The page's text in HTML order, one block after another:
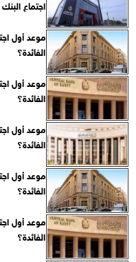
اجتماع البنك
الفائدة؟
الفائدة؟
الفائدة؟
الفائدة؟
الفائدة؟